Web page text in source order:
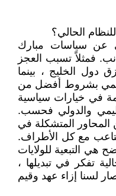
الحالي؟
عن سياسات مبارك
فمثلاً تسبب العجز
دول الخليج ، بينما
بشروط أفضل من
في خيارات سياسية
والدولي فحسب.
المحاور المتشكلة في
لمتاعب مع كل الأطراف.
هي التبعية للولايات
تفكر في تبديلها ،
لسنا إزاء عهد وقيم